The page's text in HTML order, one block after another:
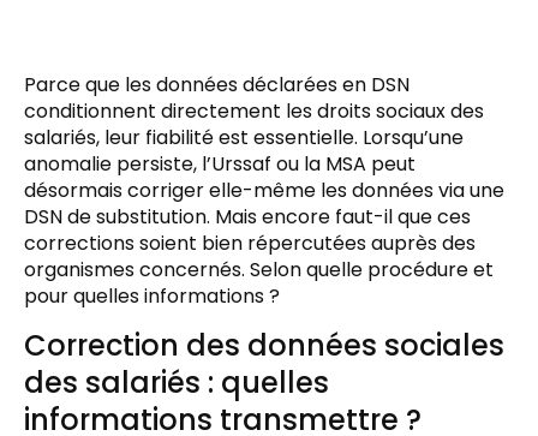
Parce que les données déclarées en DSN
conditionnent directement les droits sociaux des
salariés, leur fiabilité est essentielle. Lorsqu’une
anomalie persiste, l’Urssaf ou la MSA peut
désormais corriger elle-même les données via une
DSN de substitution. Mais encore faut-il que ces
corrections soient bien répercutées auprès des
organismes concernés. Selon quelle procédure et
pour quelles informations ?
Correction des données sociales
des salariés : quelles
informations transmettre ?